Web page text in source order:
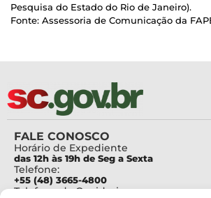
Pesquisa do Estado do Rio de Janeiro).
Fonte: Assessoria de Comunicação da
FALE CONOSCO
Horário de Expediente
das 12h às 19h de Seg a Sexta
Telefone:
+55 (48) 3665-4800
Telefone da Ouvidoria